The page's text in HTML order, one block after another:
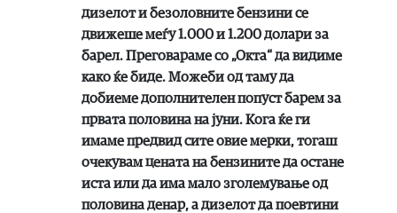
дизелот и безоловните бензини се
движеше меѓу 1.000 и 1.200 долари за
барел. Преговараме со „Окта“ да видиме
како ќе биде. Можеби од таму да
добиеме дополнителен попуст барем за
првата половина на јуни. Кога ќе ги
имаме предвид сите овие мерки, тогаш
очекувам цената на бензините да остане
иста или да има мало зголемување од
половина денар, а дизелот да поевтини